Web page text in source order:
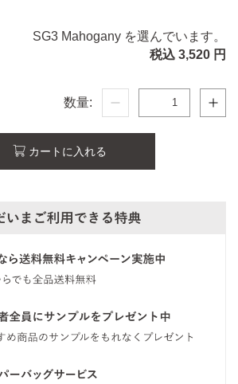
SG3 Mahogany を選んでいます。
税込 3,520 円
数量:
カートに入れる